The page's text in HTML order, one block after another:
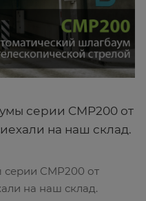
серии CMP200 от
на наш склад.
CMP200 от
на наш склад.